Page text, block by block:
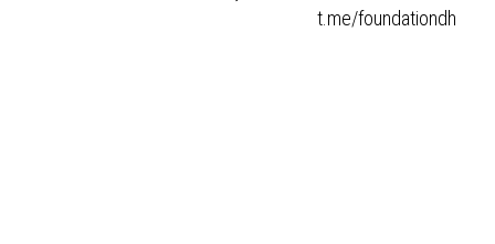
t.me/foundationdh